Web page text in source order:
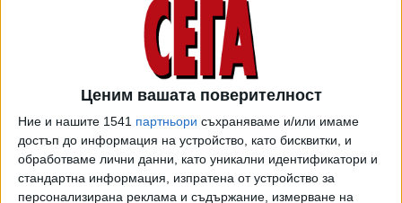
Ценим вашата поверителност
Ние и нашите 1541 партньори съхраняваме и/или имаме
достъп до информация на устройство, като бисквитки, и
обработваме лични данни, като уникални идентификатори и
стандартна информация, изпратена от устройство за
персонализирана реклама и съдържание, измерване на
През почивните дни депутатът от ПП и бивш вътрешен
министър Бойко Рашков коментира, че разполага с
данни, че Невзоров е напуснал България "през един от
северните гранични пунктове" в следобедните часове на
28 май.